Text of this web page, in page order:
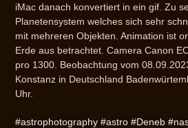
iMac danach konvertiert in ein gif. Zu
Planetensystem welches sich sehr
mit mehreren Objekten. Animation ist
Erde aus betrachtet. Camera Canon
pro 1300. Beobachtung vom
Konstanz in Deutschland
Uhr.
#astrophotography #astro #Deneb